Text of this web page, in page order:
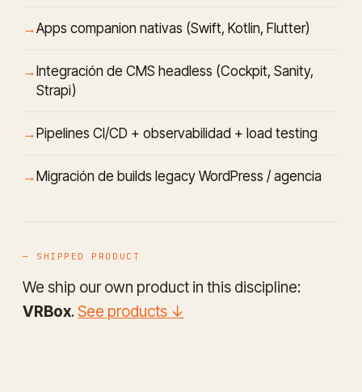
Apps companion nativas (Swift, Kotlin, Flutter)
Integración de CMS headless (Cockpit, Sanity,
Strapi)
Pipelines CI/CD + observabilidad + load testing
Migración de builds legacy WordPress / agencia
— SHIPPED PRODUCT
We ship our own product in this discipline:
VRBox.See products ↓